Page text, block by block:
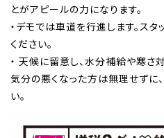
とがアピールの力になります。
・デモでは車道を行進します。ス
ください。
・ 天候に留意し、水分補給や寒さ
気分の悪くなった方は無理せずに
い。